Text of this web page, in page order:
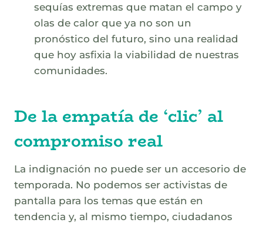
sequías extremas que matan el campo y
olas de calor que ya no son un
pronóstico del futuro, sino una realidad
que hoy asfixia la viabilidad de nuestras
comunidades.
De la empatía de ‘clic’ al
compromiso real
La indignación no puede ser un accesorio de
temporada. No podemos ser activistas de
pantalla para los temas que están en
tendencia y, al mismo tiempo, ciudadanos